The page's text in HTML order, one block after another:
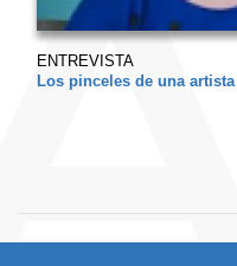
ENTREVISTA
Los pinceles de una artista